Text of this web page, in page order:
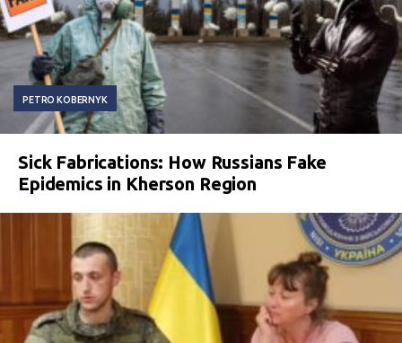
PETRO KOBERNYK
Sick Fabrications: How Russians Fake
Epidemics in Kherson Region